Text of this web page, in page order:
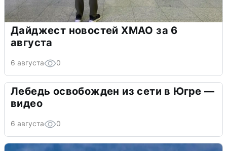
Дайджест новостей ХМАО за 6
августа
6 августа 0
Лебедь освобожден из сети в Югре —
видео
6 августа 0